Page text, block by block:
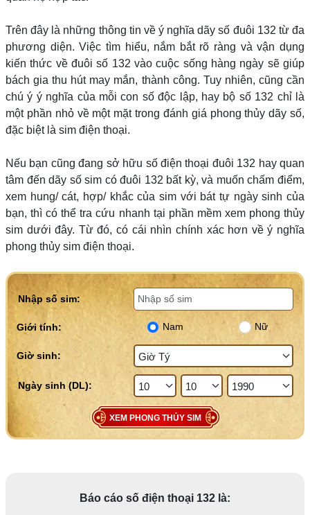
Trên đây là những thông tin về ý nghĩa dãy số đuôi 132 từ đa
phương diện. Việc tìm hiểu, nắm bắt rõ ràng và vận dụng
kiến thức về đuôi số 132 vào cuộc sống hàng ngày sẽ giúp
bách gia thu hút may mắn, thành công. Tuy nhiên, cũng cần
chú ý ý nghĩa của mỗi con số độc lập, hay bộ số 132 chỉ là
một phần nhỏ về một mặt trong đánh giá phong thủy dãy số,
đặc biệt là sim điện thoại.
Nếu bạn cũng đang sở hữu số điện thoại đuôi 132 hay quan
tâm đến dãy số sim có đuôi 132 bất kỳ, và muốn chấm điểm,
xem hung/ cát, hợp/ khắc của sim với bát tự ngày sinh của
bạn, thì có thể tra cứu nhanh tại phần mềm xem phong thủy
sim dưới đây. Từ đó, có cái nhìn chính xác hơn về ý nghĩa
phong thủy sim điện thoại.
Nhập số sim:
Giới tính: Nam Nữ
Giờ sinh:
XEM PHONG THỦY SIM
Báo cáo số điện thoại 132 là: